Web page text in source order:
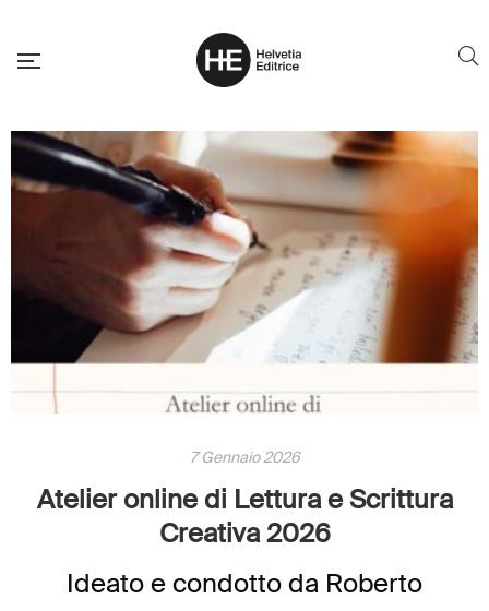
7 Gennaio 2026
Atelier online di Lettura e Scrittura
Creativa 2026
Ideato e condotto da Roberto